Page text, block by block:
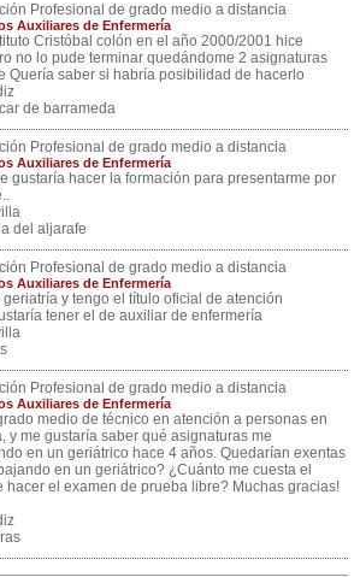
Profesional de grado medio a distancia
Auxiliares de Enfermería
Cristóbal colón en el año 2000/2001 hice
no lo pude terminar quedándome 2 asignaturas
Quería saber si habría posibilidad de hacerlo
de barrameda
Profesional de grado medio a distancia
Auxiliares de Enfermería
gustaría hacer la formación para presentarme por
del aljarafe
Profesional de grado medio a distancia
Auxiliares de Enfermería
geriatría y tengo el título oficial de atención
tener el de auxiliar de enfermería
Profesional de grado medio a distancia
Auxiliares de Enfermería
medio de técnico en atención a personas en
y me gustaría saber qué asignaturas me
en un geriátrico hace 4 años. Quedarían exentas
en un geriátrico? ¿Cuánto me cuesta el
hacer el examen de prueba libre? Muchas gracias!